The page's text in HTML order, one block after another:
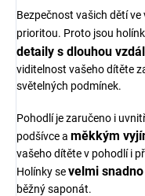
Bezpečnost vašich dětí
prioritou. Proto jsou
detaily s dlouhou
viditelnost vašeho dítěte
světelných podmínek.
Pohodlí je zaručeno i
podšívce a měkkým
vašeho dítěte v pohodlí i
Holínky sevelmi
běžný saponát.